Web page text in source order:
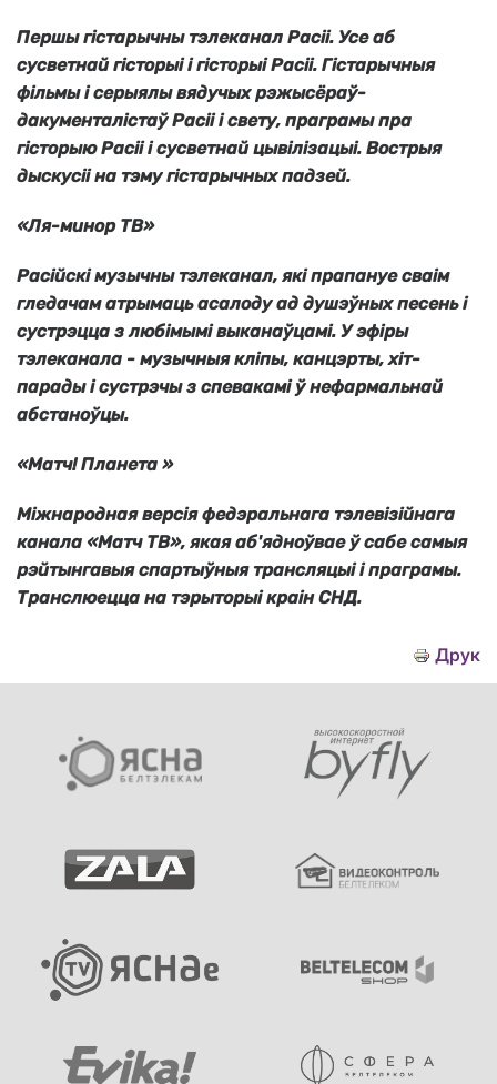
Першы гістарычны тэлеканал Расіі. Усе аб
сусветнай гісторыі і гісторыі Расіі. Гістарычныя
фільмы і серыялы вядучых рэжысёраў-
дакументалістаў Расіі і свету, праграмы пра
гісторыю Расіі і сусветнай цывілізацыі. Вострыя
дыскусіі на тэму гістарычных падзей.
«Ля-минор ТВ»
Расійскі музычны тэлеканал, які прапануесваім
гледачам атрымаць асалоду ад душэўных песень і
сустрэцца з любімымі выканаўцамі. У эфіры
тэлеканала - музычныя кліпы, канцэрты, хіт-
парады і сустрэчы з спевакамі ў нефармальнай
абстаноўцы.
«Матч! Планета »
Міжнародная версія федэральнага тэлевізійнага
канала «Матч ТВ», якая аб'ядноўвае ў сабе самыя
рэйтынгавыя спартыўныя трансляцыі і праграмы.
Транслюецца на тэрыторыі краін СНД.
Друк